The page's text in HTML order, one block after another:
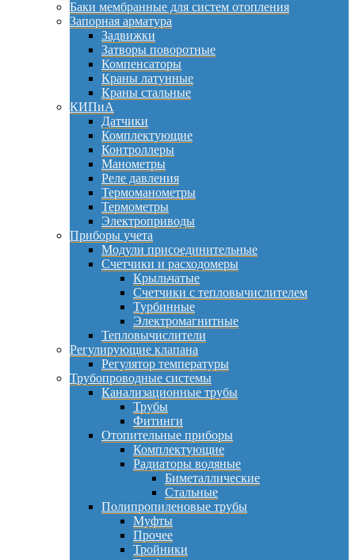
Баки мембранные для систем отопления
Запорная арматура
Задвижки
Затворы поворотные
Компенсаторы
Краны латунные
Краны стальные
КИПиА
Датчики
Комплектующие
Контроллеры
Манометры
Реле давления
Термоманометры
Термометры
Электроприводы
Приборы учета
Модули присоединительные
Счетчики и расходомеры
Крыльчатые
Счетчики с тепловычислителем
Турбинные
Электромагнитные
Тепловычислители
Регулирующие клапана
Регулятор температуры
Трубопроводные системы
Канализационные трубы
Трубы
Фитинги
Отопительные приборы
Комплектующие
Радиаторы водяные
Биметаллические
Стальные
Полипропиленовые трубы
Муфты
Прочее
Тройники